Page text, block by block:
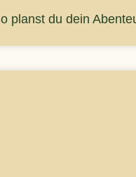
planst du dein